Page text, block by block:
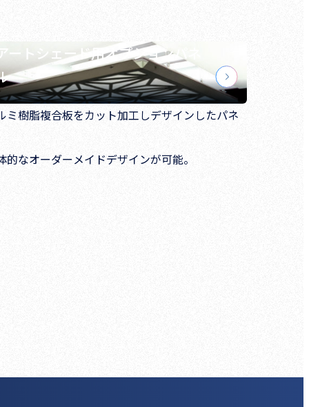
ートシェード用オプションパネ
ミ樹脂複合板をカット加工しデザインしたパネ
的なオーダーメイドデザインが可能。